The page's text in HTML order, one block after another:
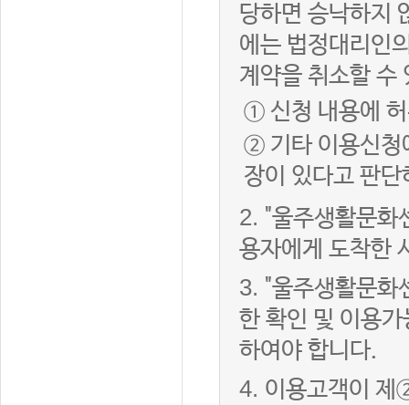
당하면 승낙하지
에는 법정대리인
계약을 취소할 수
① 신청 내용에
② 기타 이용신청
장이 있다고 판단
2. "울주생활문화
용자에게 도착한
3. "울주생활문화
한 확인 및 이용
하여야 합니다.
4. 이용고객이 제